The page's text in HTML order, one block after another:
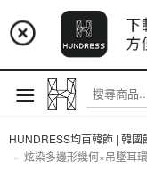
📢 市
📢 市集
📢 市集預
註冊
HUNDRESS均百韓飾 | 韓國
炫染多邊形幾何×吊墜耳